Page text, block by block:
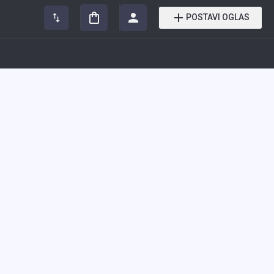
POSTAVI OGLAS